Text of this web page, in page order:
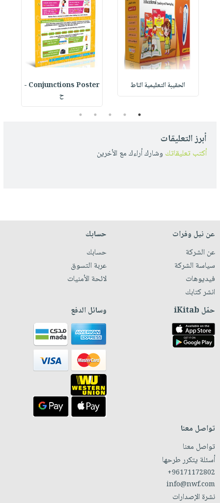
الحقيبة التعليمية الناط
Conjunctions Poster -
ح
1
2
3
4
5
أبرز التعليقات
أكتب تعليقاتك وشارك أراءك مع الأخرين
عن نيل وفرات
عن الشركة
سياسة الشركة
فيديوهات
انشر كتابك
حسابك
حسابك
عربة التسوق
لائحة الأمنيات
حمّل iKitab وسائل الدفع
تواصل معنا
تواصل معنا
أسئلة يتكرر طرحها
+96171172802
info@nwf.com
نشرة الإصدارات